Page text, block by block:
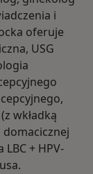
i
oferuje
USG
wkładką
domacicznej
+ HPV-